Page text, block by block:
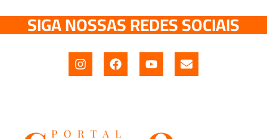
SIGA NOSSAS REDES SOCIAIS